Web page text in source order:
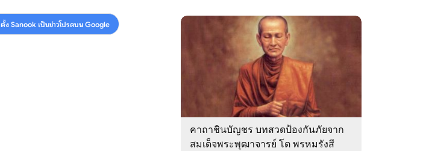
ตั้ง Sanook เป็นข่าวโปรดบน Google
คาถาชินบัญชร บทสวดป้องกันภัยจาก
สมเด็จพระพุฒาจารย์ โต พรหมรังสี